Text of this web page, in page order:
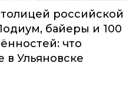
российской
байеры и 100
что
в Ульяновске